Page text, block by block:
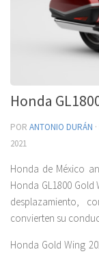
Honda
POR ANTONIO DURÁN
2021
Honda de México
Honda GL1800
desplazamiento,
convierten su
Honda Gold Wing